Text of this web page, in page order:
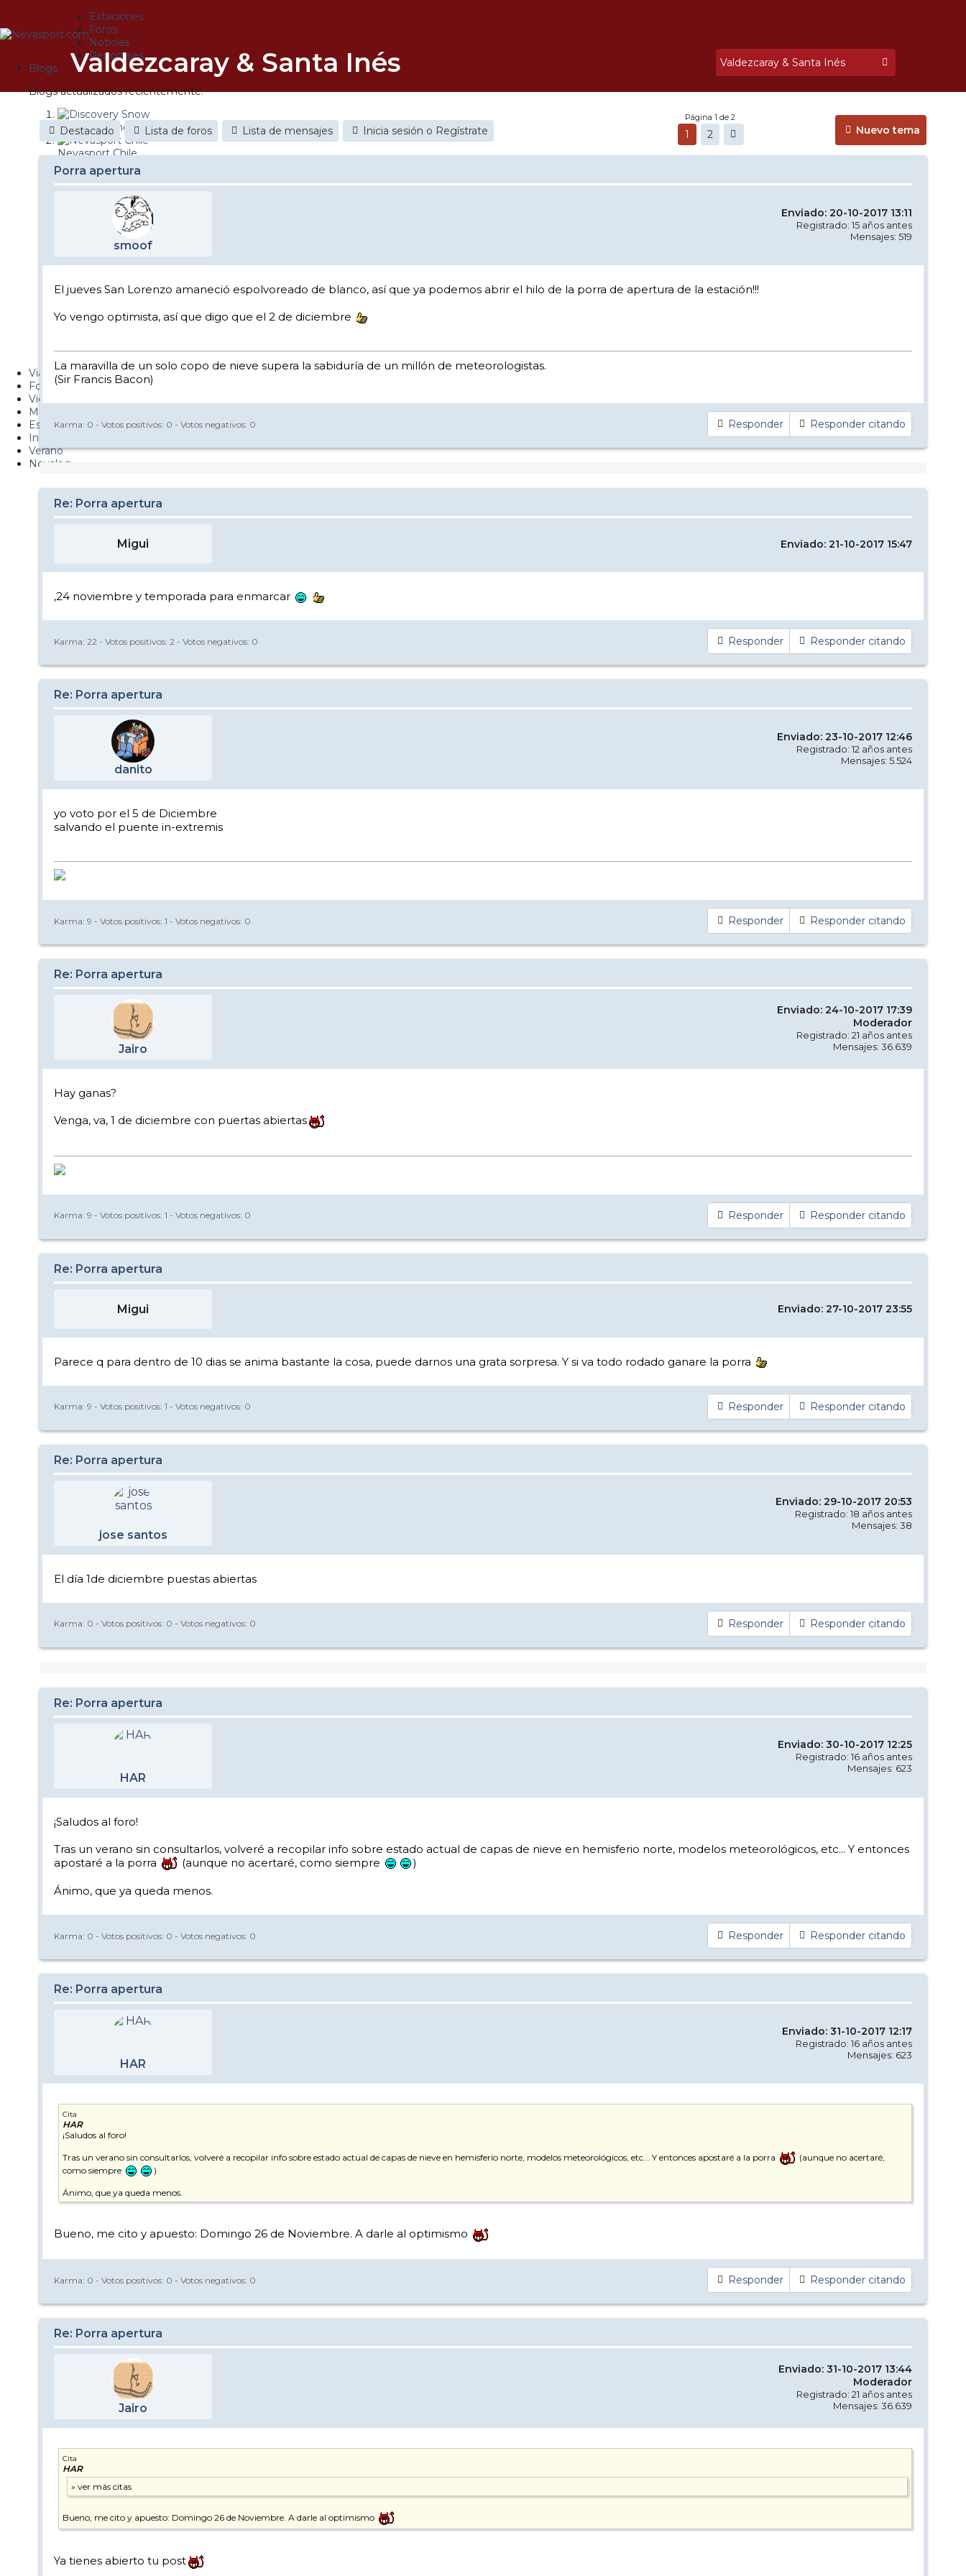
Estaciones
Foros
Noticias
Reportajes
Blogs
Blogs actualizados recientemente:
Discovery Snow
Nevasport Chile
Esquiaryviajar.com
nevasport blog
Diario de un friki
PUCAF - Blog
Viajes
Fotos
Videos
Material
Esquí Pro
Infonieve
Verano
Nevalog
Valdezcaray & Santa Inés
Nuevo tema
Destacado Lista de foros Lista de mensajes Inicia sesión o Regístrate
Página 1 de 2
1 2
Porra apertura
smoof
Enviado: 20-10-2017 13:11
Registrado: 15 años antes
Mensajes: 519
El jueves San Lorenzo amaneció espolvoreado de blanco, así que ya podemos abrir el hilo de la porra de apertura de la estación!!!
Yo vengo optimista, así que digo que el 2 de diciembre
La maravilla de un solo copo de nieve supera la sabiduría de un millón de meteorologistas.
(Sir Francis Bacon)
Responder Responder citando
Karma: 0 - Votos positivos: 0 - Votos negativos: 0
Re: Porra apertura
Migui Enviado: 21-10-2017 15:47
,24 noviembre y temporada para enmarcar
Responder Responder citando
Karma: 22 - Votos positivos: 2 - Votos negativos: 0
Re: Porra apertura
danito
Enviado: 23-10-2017 12:46
Registrado: 12 años antes
Mensajes: 5.524
yo voto por el 5 de Diciembre
salvando el puente in-extremis
Responder Responder citando
Karma: 9 - Votos positivos: 1 - Votos negativos: 0
Re: Porra apertura
Jairo
Enviado: 24-10-2017 17:39
Moderador
Registrado: 21 años antes
Mensajes: 36.639
Hay ganas?
Venga, va, 1 de diciembre con puertas abiertas
Responder Responder citando
Karma: 9 - Votos positivos: 1 - Votos negativos: 0
Re: Porra apertura
Migui Enviado: 27-10-2017 23:55
Parece q para dentro de 10 dias se anima bastante la cosa, puede darnos una grata sorpresa. Y si va todo rodado ganare la porra
Responder Responder citando
Karma: 9 - Votos positivos: 1 - Votos negativos: 0
Re: Porra apertura
jose santos
Enviado: 29-10-2017 20:53
Registrado: 18 años antes
Mensajes: 38
El día 1de diciembre puestas abiertas
Responder Responder citando
Karma: 0 - Votos positivos: 0 - Votos negativos: 0
Re: Porra apertura
HAR
Enviado: 30-10-2017 12:25
Registrado: 16 años antes
Mensajes: 623
¡Saludos al foro!
Tras un verano sin consultarlos, volveré a recopilar info sobre estado actual de capas de nieve en hemisferio norte, modelos meteorológicos, etc... Y entonces
apostaré a la porra
(aunque no acertaré, como siempre )
Ánimo, que ya queda menos.
Responder Responder citando
Karma: 0 - Votos positivos: 0 - Votos negativos: 0
Re: Porra apertura
HAR
Enviado: 31-10-2017 12:17
Registrado: 16 años antes
Mensajes: 623
Cita
HAR
¡Saludos al foro!
Tras un verano sin consultarlos, volveré a recopilar info sobre estado actual de capas de nieve en hemisferio norte, modelos meteorológicos, etc... Y entonces apostaré a la porra
(aunque no acertaré,
como siempre
)
Ánimo, que ya queda menos.
Bueno, me cito y apuesto: Domingo 26 de Noviembre. A darle al optimismo
Responder Responder citando
Karma: 0 - Votos positivos: 0 - Votos negativos: 0
Re: Porra apertura
Jairo
Enviado: 31-10-2017 13:44
Moderador
Registrado: 21 años antes
Mensajes: 36.639
Cita
HAR
Bueno, me cito y apuesto: Domingo 26 de Noviembre. A darle al optimismo
Ya tienes abierto tu post